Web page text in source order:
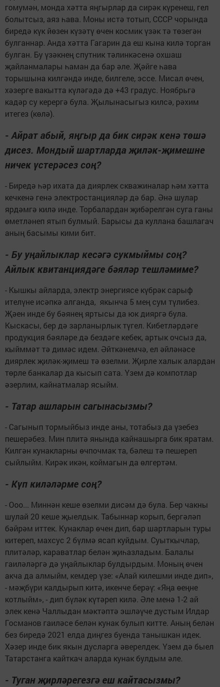
гомумән, монда хәтта яңгырлар да сирәк күренеш, гел
болытсыз, аяз һава. Моны истә тотып, СССР чорында
биредә күк йөзен күзәтү өчен космик үзәк тә төзегән
булганнар. Анда хәтта Гагарин да еш кына килә торган
булган. Бу үзәкнең спутник тәлинкәсенә охшаш
җайланмалары һаман да бар әле. Җәйге һава
торышына килгәндә инде, билгеле, эссе. Мисал өчен,
хәзерге вакытта күләгәдә дә +43 градус. Ноябрьгә
кадәр су керергә була. Җылынасыгыз килсә, рәхим
итегез (көлә).
- Айрат абый, яңгыр да бик сирәк кенә төшә
дисез. Мондый шартларда җиләк-җимешне
ничек үстерәсез соң?
- Биредә һәр ихата да диярлек скважиналар һәм хәтта
кечкенә генә электростанцияләр дә бар. Әнә шулар
ярдәмгә килә инде. Торбалардан җибәрелгән суга ганы
өметләнеп ятып булмый. Барысы да куллана башлагач
аның басымы кими бит.
- Бу уңайлыклар кесәгә сукмыймы соң?
Айлык квитанциядәге бәяләр тешләмиме?
- Кышкы айларда, электр энергиясе күбрәк сарыф
ителүне исәпкә алганда, якынча 5 мең сум түлибез.
Җәен инде бу бәянең яртысы да юк дияргә була.
Кыскасы, бер дә зарланырлык түгел. Кибетләрдәге
продукция бәяләре дә бездәге кебек, артык очсыз да,
кыйммәт тә димәс идем. Әйткәнемчә, ел әйләнәсе
диярлек җиләк-җимеш тә өзелми. Җирле халык алардан
төрле банкалар да кысып сата. Үзем дә компотлар
әзерлим, кайнатмалар ясыйм.
- Татар ашларын сагынасызмы?
- Сагынып тормыйбыз инде аны, тотабыз да үзебез
пешерәбез. Мин плитә янында кайнашырга бик яратам.
Килгән кунакларны өчпочмак та, бәлеш тә пешереп
сыйлыйм. Кирәк икән, коймагын да өлгертәм.
- Күп киләләрме соң?
- Ооо... Миннән кеше өзелми дисәм дә була. Бер чакны
шулай 20 кеше җыелдык. Табыннар корып, бергәләп
бәйрәм иттек. Кунаклар өчен дип, бар шартларын туры
китереп, махсус 2 бүлмә ясап куйдым. Суыткычлар,
плитәләр, караватлар белән җиһазладым. Балалы
гаиләләргә дә уңайлыклар булдырдым. Моның өчен
акча да алмыйм, кемдер үзе: «Алай килешми инде дип»,
- мәҗбүри калдырып китә, икенче берәү: «Яңа өеңне
котлыйм», - дип бүләк күтәреп килә. Әле менә 1-2 ай
элек кенә Чаллыдан мәктәптә эшләүче дустым Илдар
Госманов гаиләсе белән кунак булып китте. Аның белән
без биредә 2021 елда диңгез буенда танышкан идек.
Хәзер инде бик якын дусларга әверелдек. Үзем дә быел
Татарстанга кайткач аларда кунак булдым әле.
- Туган җирләрегезгә еш кайтасызмы?